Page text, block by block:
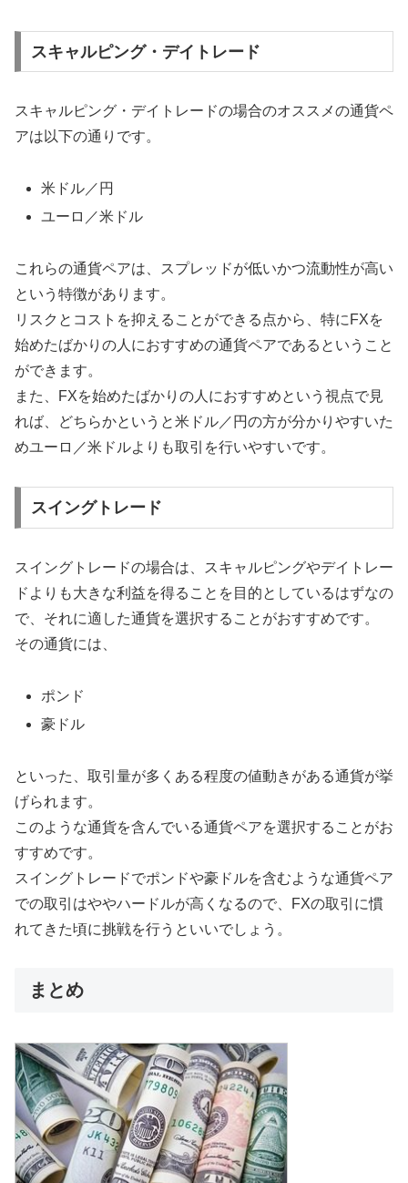
スキャルピング・デイトレード
スキャルピング・デイトレードの場合のオススメの通貨ペ
アは以下の通りです。
米ドル／円
ユーロ／米ドル
これらの通貨ペアは、スプレッドが低いかつ流動性が高い
という特徴があります。
リスクとコストを抑えることができる点から、特にFXを
始めたばかりの人におすすめの通貨ペアであるということ
ができます。
また、FXを始めたばかりの人におすすめという視点で見
れば、どちらかというと米ドル／円の方が分かりやすいた
めユーロ／米ドルよりも取引を行いやすいです。
スイングトレード
スイングトレードの場合は、スキャルピングやデイトレー
ドよりも大きな利益を得ることを目的としているはずなの
で、それに適した通貨を選択することがおすすめです。
その通貨には、
ポンド
豪ドル
といった、取引量が多くある程度の値動きがある通貨が挙
げられます。
このような通貨を含んでいる通貨ペアを選択することがお
すすめです。
スイングトレードでポンドや豪ドルを含むような通貨ペア
での取引はややハードルが高くなるので、FXの取引に慣
れてきた頃に挑戦を行うといいでしょう。
まとめ